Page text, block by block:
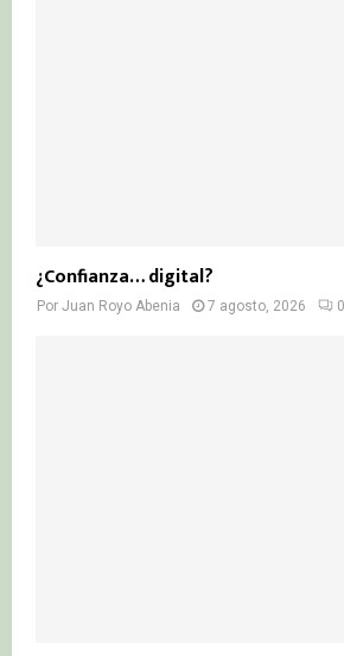
¿Confianza… digital?
Por Juan Royo Abenia 7 agosto, 2026 0